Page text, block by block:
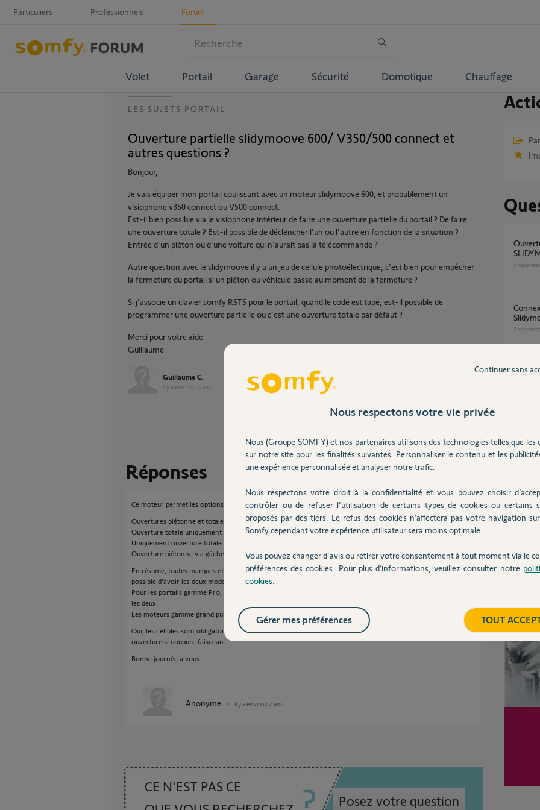
Particuliers Professionnels Forum
Volet Portail Garage Sécurité Domotique Chauffage
LES SUJETS PORTAIL
Ouverture partielle slidymoove 600/ V350/500 connect et
autres questions ?
Bonjour,
Je vais équiper mon portail coulissant avec un moteur slidymoove 600, et probablement un
visiophone v350 connect ou V500 connect.
Est-il bien possible via le visiophone intérieur de faire une ouverture partielle du portail ? De faire
une ouverture totale ? Est-il possible de déclencher l'un ou l'autre en fonction de la situation ?
Entrée d'un piéton ou d'une voiture qui n'aurait pas la télécommande ?
Autre question avec le slidymoove il y a un jeu de cellule photoélectrique, c'est bien pour empêcher
la fermeture du portail si un piéton ou véhicule passe au moment de la fermeture ?
Si j'associe un clavier somfy RSTS pour le portail, quand le code est tapé, est-il possible de
programmer une ouverture partielle ou c'est une ouverture totale par défaut ?
Merci pour votre aide
Guillaume
Guillaume C.
il y a environ 2 ans
Participer au fil de discussion
Réponses
Ce moteur permet les options suivantes :
Ouvertures piétonne et totale via les télécommandes et clavier à codes.
Ouverture totale uniquement via bouton poussoir ou clavier à clef.
Uniquement ouverture totale via moniteur en modes filaire et/ou radio.
Ouverture piétonne via gâche électrique de portillon.
En résumé, toutes marques et modèles confondus de vidéophones il ne sera jamais
possible d'avoir les deux modes d'ouverture via le moniteur.
Pour les portails gamme Pro, vous avez le choix entre ouverture piéton OU totale mais pas
les deux.
Les moteurs gamme grand public n'accepte QUE l'ouverture totale.
Oui, les cellules sont obligatoires sur un coulissants et stoppent le portail puis le renvoie en
ouverture si coupure faisceau.
Bonne journée à vous.
Anonyme il y a environ 2 ans
CE N'EST PAS CE
Posez votre question
Ouverture partielle portail coulissant moteur
5 réponses
Connexion Interphone Aiphone et Moteur
3 réponses
6
1réponse
Nous respectons votre vie privée
Nous (Groupe SOMFY) et nos partenaires utilisons des technologies telles que les
sur notre site pour les finalités suivantes: Personnaliser le contenu et les
une expérience personnalisée et analyser notre trafic.
Nous respectons votre droit à la confidentialité et vous pouvez choisir
contrôler ou de refuser l'utilisation de certains types de cookies ou certains
proposés par des tiers. Le refus des cookies n’affectera pas votre navigation
Somfy cependant votre expérience utilisateur sera moins optimale.
Vous pouvez changer d'avis ou retirer votre consentement à tout moment via le
préférences des cookies. Pour plus d’informations, veuillez consulter notre
cookies
Continuer sans
TOUT
Gérer mes préférences